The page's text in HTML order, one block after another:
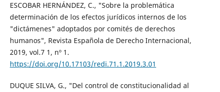
ESCOBAR HERNÁNDEZ, C., "Sobre la problemática
determinación de los efectos jurídicos internos de los
"dictámenes" adoptados por comités de derechos
humanos", Revista Española de Derecho Internacional,
2019, vol.7 1, nº 1.
https://doi.org/10.17103/redi.71.1.2019.3.01
DUQUE SILVA, G., "Del control de constitucionalidad al